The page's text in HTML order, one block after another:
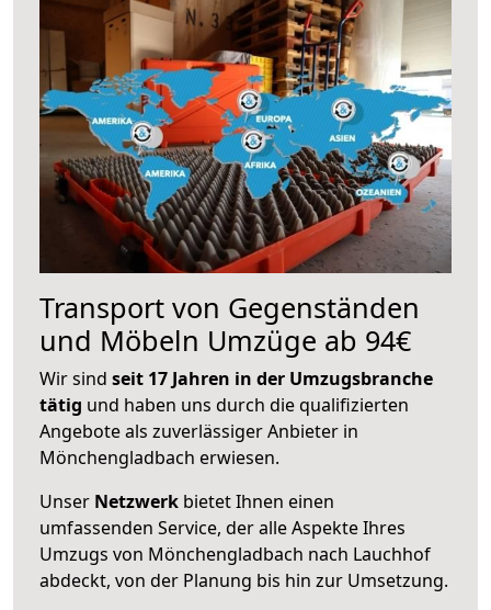
Transport von Gegenständen
und Möbeln Umzüge ab 94€
Wir sind seit 17 Jahren in der Umzugsbranche
tätig und haben uns durch die qualifizierten
Angebote als zuverlässiger Anbieter in
Mönchengladbach erwiesen.
Unser Netzwerk bietet Ihnen einen
umfassenden Service, der alle Aspekte Ihres
Umzugs von Mönchengladbach nach Lauchhof
abdeckt, von der Planung bis hin zur Umsetzung.